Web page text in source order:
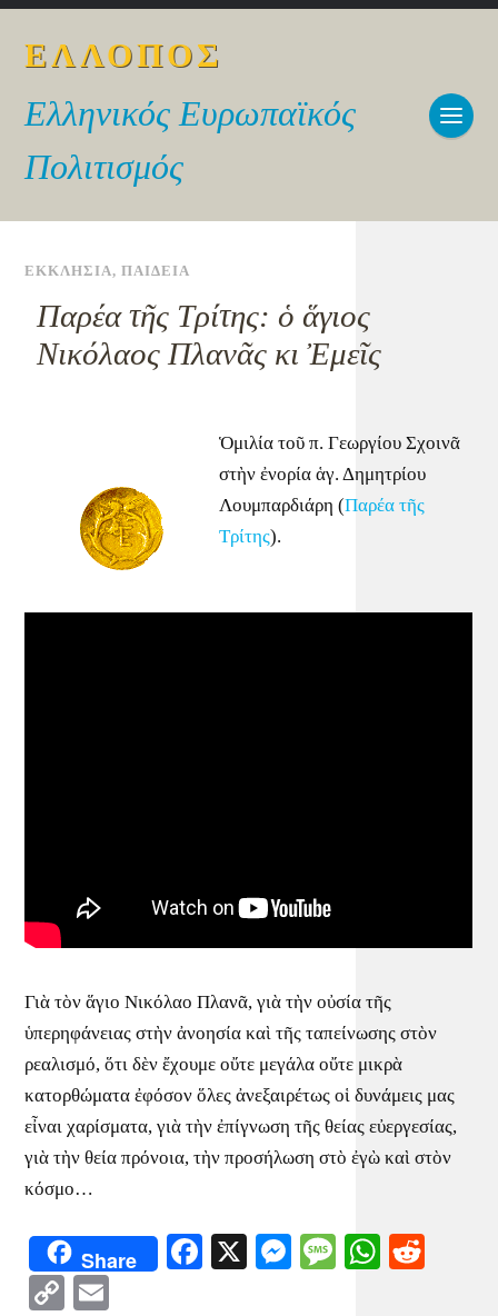
ΕΛΛΟΠΟΣ
Ελληνικός Ευρωπαϊκός
Πολιτισμός
ΕΚΚΛΗΣΙΑ,ΠΑΙΔΕΙΑ
Παρέα τῆς Τρίτης: ὁ ἅγιος
Νικόλαος Πλανᾶς κι Ἐμεῖς
Ὁμιλία τοῦ π. Γεωργίου Σχοινᾶ
στὴν ἐνορία ἁγ. Δημητρίου
Λουμπαρδιάρη (Παρέα τῆς
Τρίτης).
Γιὰ τὸν ἅγιο Νικόλαο Πλανᾶ, γιὰ τὴν οὐσία τῆς
ὑπερηφάνειας στὴν ἀνοησία καὶ τῆς ταπείνωσης στὸν
ρεαλισμό, ὅτι δὲν ἔχουμε οὔτε μεγάλα οὔτε μικρὰ
κατορθώματα ἐφόσον ὅλες ἀνεξαιρέτως οἱ δυνάμεις μας
εἶναι χαρίσματα, γιὰ τὴν ἐπίγνωση τῆς θείας εὐεργεσίας,
γιὰ τὴν θεία πρόνοια, τὴν προσήλωση στὸ ἐγὼ καὶ στὸν
κόσμο…
Share Facebook
X Messenger
Message
Copy